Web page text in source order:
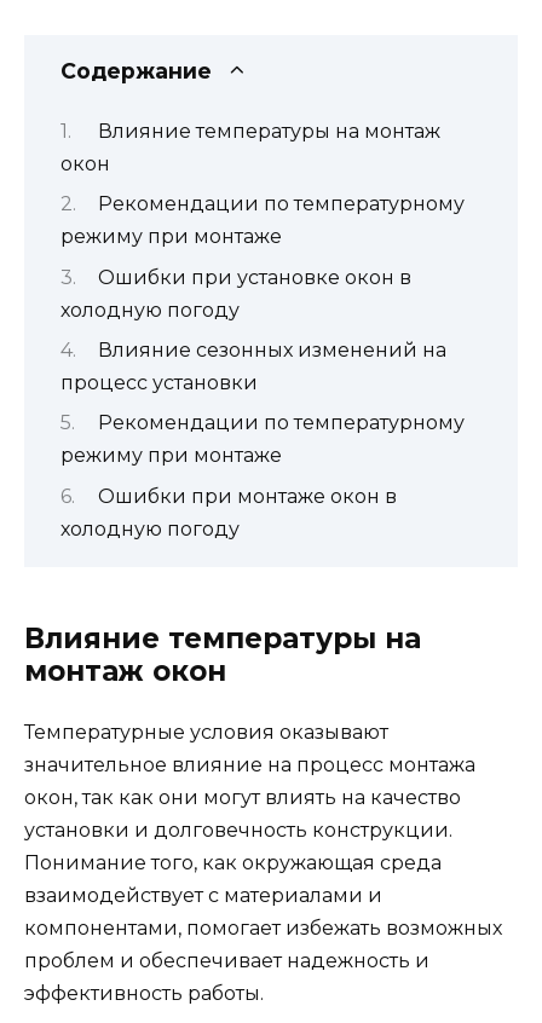
Содержание
Влияние температуры на монтаж
окон
Рекомендации по температурному
режиму при монтаже
Ошибки при установке окон в
холодную погоду
Влияние сезонных изменений на
процесс установки
Рекомендации по температурному
режиму при монтаже
Ошибки при монтаже окон в
холодную погоду
Влияние температуры на
монтаж окон
Температурные условия оказывают
значительное влияние на процесс монтажа
окон, так как они могут влиять на качество
установки и долговечность конструкции.
Понимание того, как окружающая среда
взаимодействует с материалами и
компонентами, помогает избежать возможных
проблем и обеспечивает надежность и
эффективность работы.